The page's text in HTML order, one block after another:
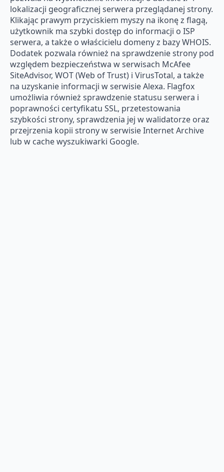
lokalizacji geograficznej serwera przeglądanej strony.
Klikając prawym przyciskiem myszy na ikonę z flagą,
użytkownik ma szybki dostęp do informacji o ISP
serwera, a także o właścicielu domeny z bazy WHOIS.
Dodatek pozwala również na sprawdzenie strony pod
względem bezpieczeństwa w serwisach McAfee
SiteAdvisor, WOT (Web of Trust) i VirusTotal, a także
na uzyskanie informacji w serwisie Alexa. Flagfox
umożliwia również sprawdzenie statusu serwera i
poprawności certyfikatu SSL, przetestowania
szybkości strony, sprawdzenia jej w walidatorze oraz
przejrzenia kopii strony w serwisie Internet Archive
lub w cache wyszukiwarki Google.